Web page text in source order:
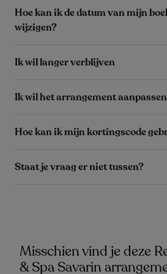
Hoe kan ik de datum van mijn
wijzigen?
Ik wil langer verblijven
Ik wil het arrangement aanpassen
Hoe kan ik mijn kortingscode
Staat je vraag er niet tussen?
Misschien vind je deze
& Spa Savarin